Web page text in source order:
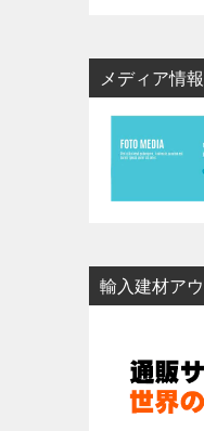
メディア情報
輸入建材ア